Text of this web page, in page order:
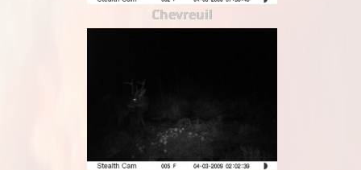
Chevreuil